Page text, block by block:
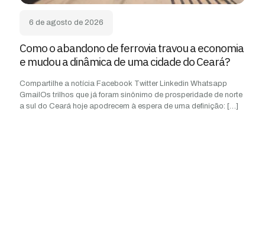
6 de agosto de 2026
Como o abandono de ferrovia travou a economia
e mudou a dinâmica de uma cidade do Ceará?
Compartilhe a notícia Facebook Twitter Linkedin Whatsapp
GmailOs trilhos que já foram sinônimo de prosperidade de norte
a sul do Ceará hoje apodrecem à espera de uma definição: […]